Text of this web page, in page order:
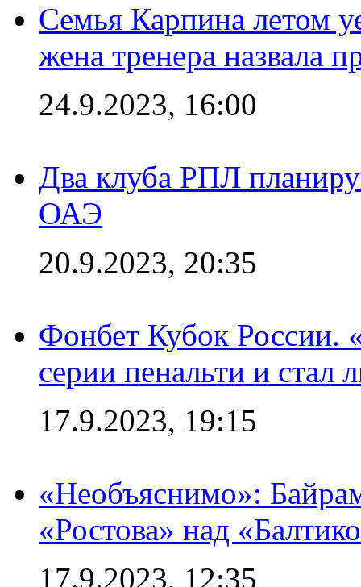
Семья Карпина летом
жена тренера назвала
24.9.2023, 16:00
Два клуба РПЛ
ОАЭ
20.9.2023, 20:35
Фонбет Кубок России.
серии пенальти и стал
17.9.2023, 19:15
«Необъяснимо»:
«Ростова» над
17.9.2023, 12:35